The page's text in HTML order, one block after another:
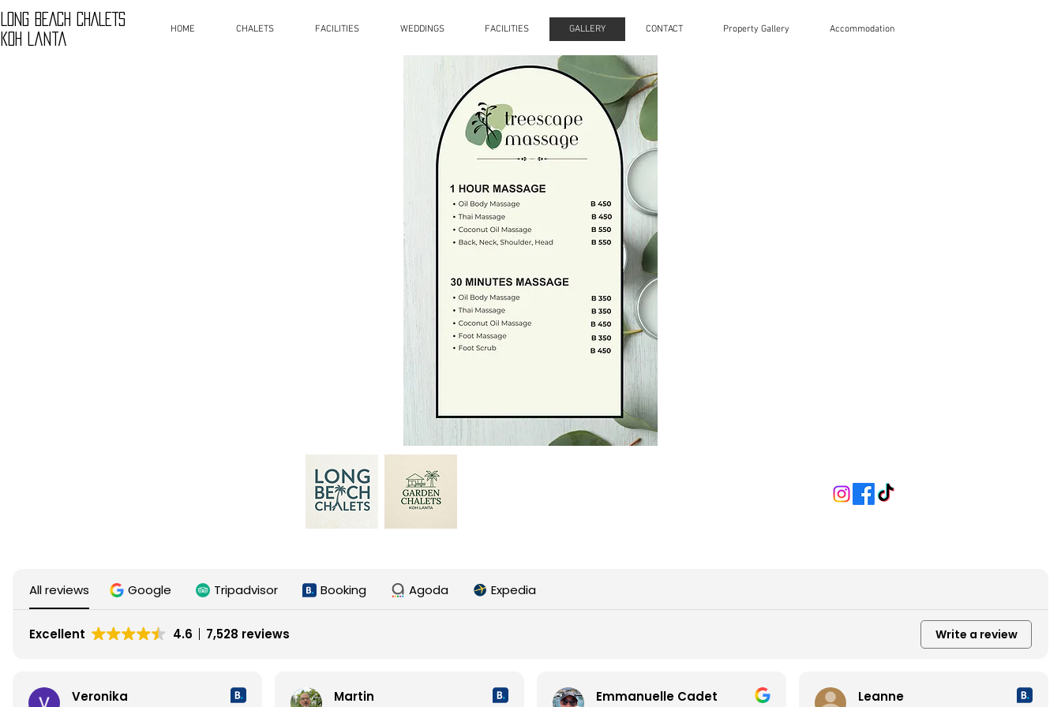
LONG BEACH CHALETS
Koh Lanta
HOME CHALETS FACILITIES WEDDINGS FACILITIES GALLERY CONTACT Property Gallery Accommodation
All reviews Google Tripadvisor Booking Agoda Expedia
Excellent 4.6 7,528 reviews Write a review
Veronika Martin Emmanuelle Cadet Leanne